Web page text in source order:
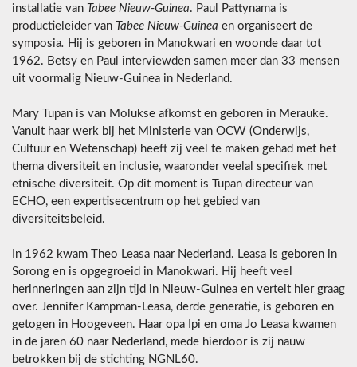
installatie van Tabee Nieuw-Guinea. Paul Pattynama is
productieleider van Tabee Nieuw-Guinea en organiseert de
symposia. Hij is geboren in Manokwari en woonde daar tot
1962. Betsy en Paul interviewden samen meer dan 33 mensen
uit voormalig Nieuw-Guinea in Nederland.
Mary Tupan is van Molukse afkomst en geboren in Merauke.
Vanuit haar werk bij het Ministerie van OCW (Onderwijs,
Cultuur en Wetenschap) heeft zij veel te maken gehad met het
thema diversiteit en inclusie, waaronder veelal specifiek met
etnische diversiteit. Op dit moment is Tupan directeur van
ECHO, een expertisecentrum op het gebied van
diversiteitsbeleid.
In 1962 kwam Theo Leasa naar Nederland. Leasa is geboren in
Sorong en is opgegroeid in Manokwari. Hij heeft veel
herinneringen aan zijn tijd in Nieuw-Guinea en vertelt hier graag
over. Jennifer Kampman-Leasa, derde generatie, is geboren en
getogen in Hoogeveen. Haar opa Ipi en oma Jo Leasa kwamen
in de jaren 60 naar Nederland, mede hierdoor is zij nauw
betrokken bij de stichting NGNL60.